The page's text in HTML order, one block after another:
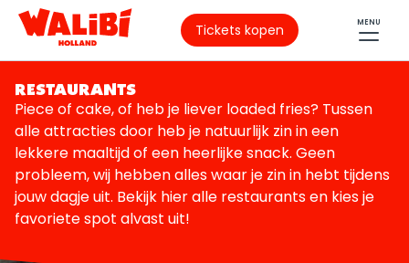
Tickets kopen MENU
RESTAURANTS
Piece of cake, of heb je liever loaded fries? Tussen
alle attracties door heb je natuurlijk zin in een
lekkere maaltijd of een heerlijke snack. Geen
probleem, wij hebben alles waar je zin in hebt tijdens
jouw dagje uit. Bekijk hier alle restaurants en kies je
favoriete spot alvast uit!